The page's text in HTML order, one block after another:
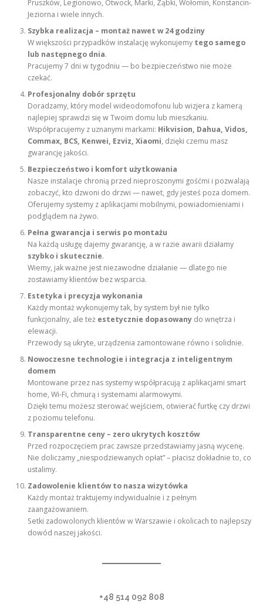
Pruszków, Legionowo, Otwock, Marki, Ząbki, Wołomin, Konstancin-
Jeziorna i wiele innych.
Szybka realizacja – montaż nawet w 24 godziny
W większości przypadków instalację wykonujemy tego samego
lub następnego dnia.
Pracujemy 7 dni w tygodniu — bo bezpieczeństwo nie może
czekać.
Profesjonalny dobór sprzętu
Doradzamy, który model wideodomofonu lub wizjera z kamerą
najlepiej sprawdzi się w Twoim domu lub mieszkaniu.
Współpracujemy z uznanymi markami: Hikvision, Dahua, Vidos,
Commax, BCS, Kenwei, Ezviz, Xiaomi, dzięki czemu masz
gwarancję jakości.
Bezpieczeństwo i komfort użytkowania
Nasze instalacje chronią przed nieproszonymi gośćmi i pozwalają
zobaczyć, kto dzwoni do drzwi — nawet, gdy jesteś poza domem.
Oferujemy systemy z aplikacjami mobilnymi, powiadomieniami i
podglądem na żywo.
Pełna gwarancja i serwis po montażu
Na każdą usługę dajemy gwarancję, a w razie awarii działamy
szybko i skutecznie.
Wiemy, jak ważne jest niezawodne działanie — dlatego nie
zostawiamy klientów bez wsparcia.
Estetyka i precyzja wykonania
Każdy montaż wykonujemy tak, by system był nie tylko
funkcjonalny, ale też estetycznie dopasowany do wnętrza i
elewacji.
Przewody są ukryte, urządzenia zamontowane równo i solidnie.
Nowoczesne technologie i integracja z inteligentnym
domem
Montowane przez nas systemy współpracują z aplikacjami smart
home, Wi-Fi, chmurą i systemami alarmowymi.
Dzięki temu możesz sterować wejściem, otwierać furtkę czy drzwi
z poziomu telefonu.
Transparentne ceny – zero ukrytych kosztów
Przed rozpoczęciem prac zawsze przedstawiamy jasną wycenę.
Nie doliczamy „niespodziewanych opłat” – płacisz dokładnie to, co
ustalimy.
Zadowolenie klientów to nasza wizytówka
Każdy montaż traktujemy indywidualnie i z pełnym
zaangażowaniem.
Setki zadowolonych klientów w Warszawie i okolicach to najlepszy
dowód naszej jakości.
+48 514 092 808